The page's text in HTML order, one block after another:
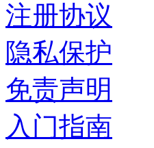
注册协议
隐私保护
免责声明
入门指南